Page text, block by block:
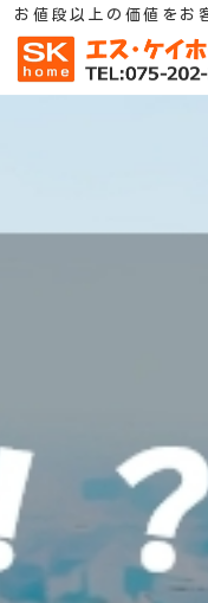
お値段以上の価値をお